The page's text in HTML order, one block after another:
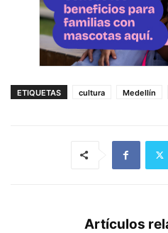
ETIQUETAS cultura Medellín
Artículos